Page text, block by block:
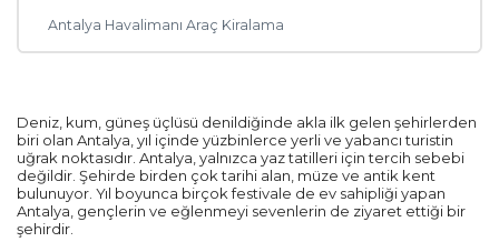
Antalya Havalimanı Araç Kiralama
Deniz, kum, güneş üçlüsü denildiğinde akla ilk gelen şehirlerden
biri olan Antalya, yıl içinde yüzbinlerce yerli ve yabancı turistin
uğrak noktasıdır. Antalya, yalnızca yaz tatilleri için tercih sebebi
değildir. Şehirde birden çok tarihi alan, müze ve antik kent
bulunuyor. Yıl boyunca birçok festivale de ev sahipliği yapan
Antalya, gençlerin ve eğlenmeyi sevenlerin de ziyaret ettiği bir
şehirdir.